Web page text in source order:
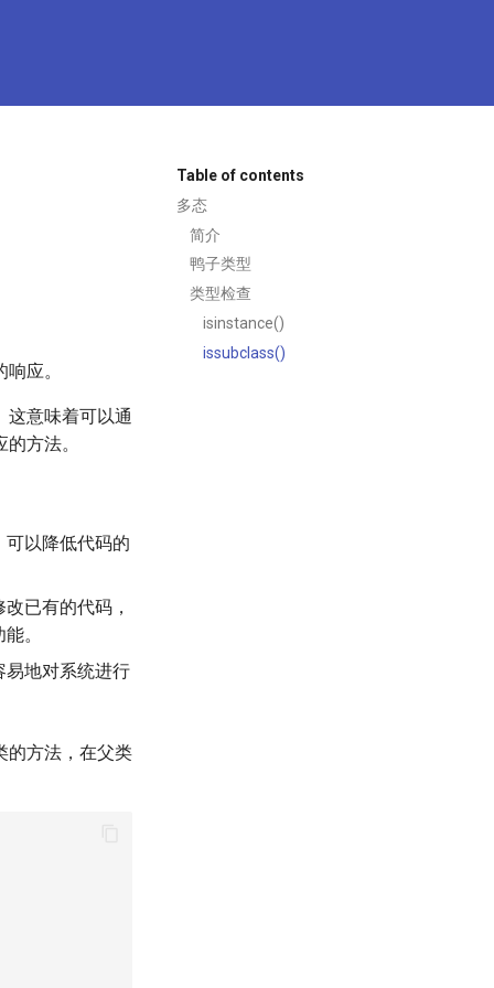
Table of contents
多态
简介
鸭子类型
类型检查
isinstance()
issubclass()
应。
这意味着可以通
方法。
以降低代码的
已有的代码，
。
易地对系统进行
的方法，在父类